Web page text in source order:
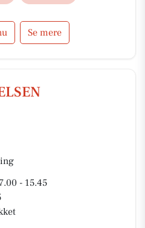
Se mere
- 15.45